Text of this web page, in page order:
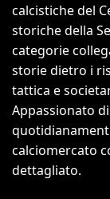
calcistiche del
storiche della
categorie
storie dietro i
tattica e
Appassionato
calciomercato
dettagliato.